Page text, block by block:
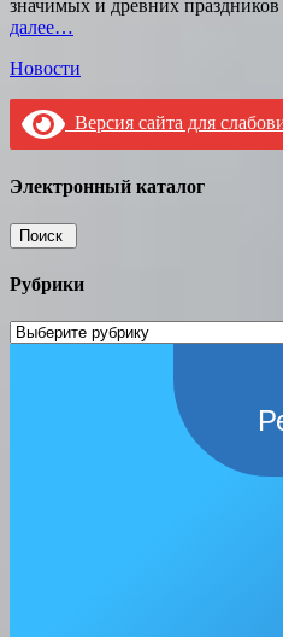
значимых и древних
далее…
Категории
Новости
Версия сайта для
Электронный каталог
Рубрики
Рубрики